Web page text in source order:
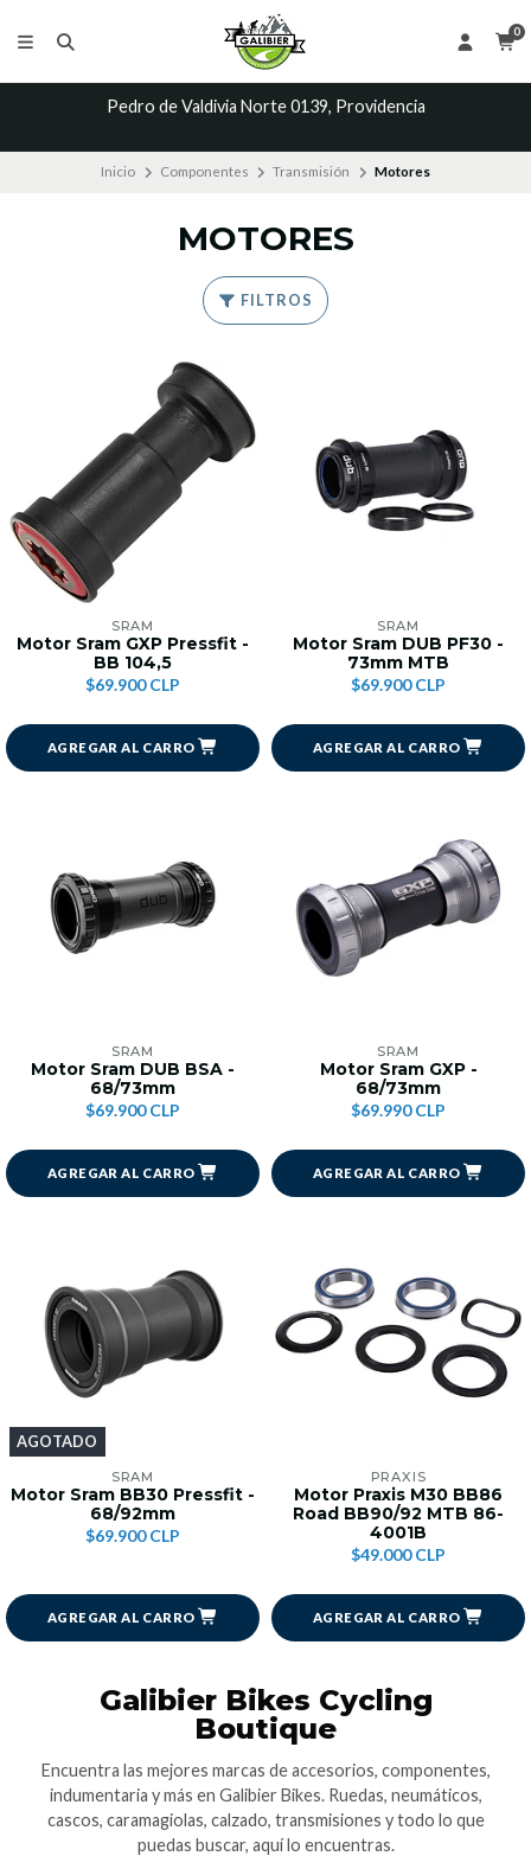
0
Pedro de Valdivia Norte 0139, Providencia
Inicio Componentes Transmisión Motores
MOTORES
FILTROS
SRAM
Motor Sram GXP Pressfit -
BB 104,5
$69.900 CLP
AGREGAR AL CARRO
SRAM
Motor Sram DUB PF30 -
73mm MTB
$69.900 CLP
AGREGAR AL CARRO
SRAM
Motor Sram DUB BSA -
68/73mm
$69.900 CLP
AGREGAR AL CARRO
SRAM
Motor Sram GXP -
68/73mm
$69.990 CLP
AGREGAR AL CARRO
AGOTADO
SRAM
Motor Sram BB30 Pressfit -
68/92mm
$69.900 CLP
AGREGAR AL CARRO
PRAXIS
Motor Praxis M30 BB86
Road BB90/92 MTB 86-
4001B
$49.000 CLP
AGREGAR AL CARRO
Galibier Bikes Cycling
Boutique
Encuentra las mejores marcas de accesorios, componentes,
indumentaria y más en Galibier Bikes. Ruedas, neumáticos,
cascos, caramagiolas, calzado, transmisiones y todo lo que
puedas buscar, aquí lo encuentras.